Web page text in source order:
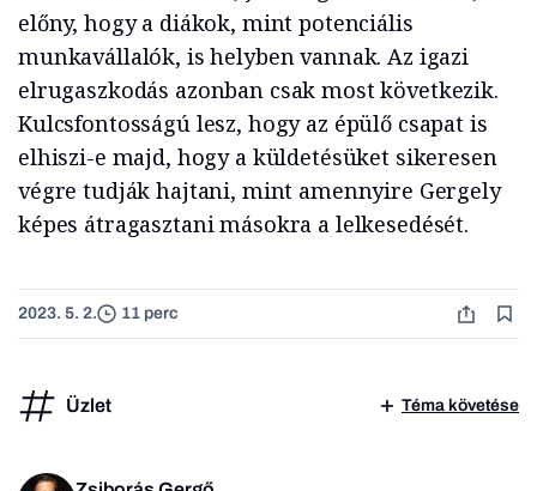
előny, hogy a diákok, mint potenciális
munkavállalók, is helyben vannak. Az igazi
elrugaszkodás azonban csak most következik.
Kulcsfontosságú lesz, hogy az épülő csapat is
elhiszi-e majd, hogy a küldetésüket sikeresen
végre tudják hajtani, mint amennyire Gergely
képes átragasztani másokra a lelkesedését.
2023. 5. 2. 11 perc
Üzlet Téma követése